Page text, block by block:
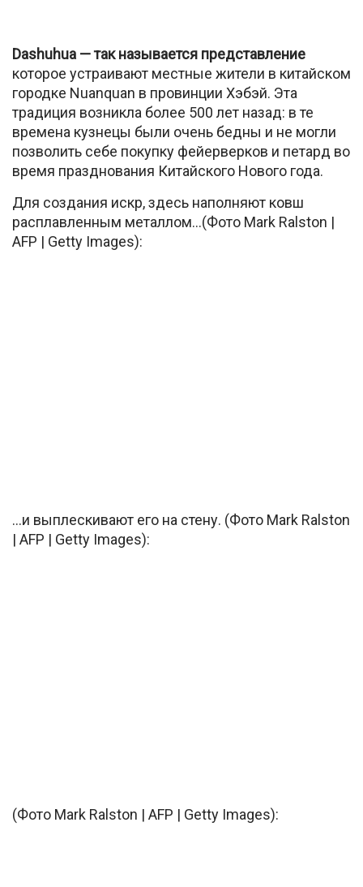
Dashuhua — так называется представление
которое устраивают местные жители в китайском
городке Nuanquan в провинции Хэбэй. Эта
традиция возникла более 500 лет назад: в те
времена кузнецы были очень бедны и не могли
позволить себе покупку фейерверков и петард во
время празднования Китайского Нового года.
Для создания искр, здесь наполняют ковш
расплавленным металлом…(Фото Mark Ralston |
AFP | Getty Images):
…и выплескивают его на стену. (Фото Mark Ralston
| AFP | Getty Images):
(Фото Mark Ralston | AFP | Getty Images):